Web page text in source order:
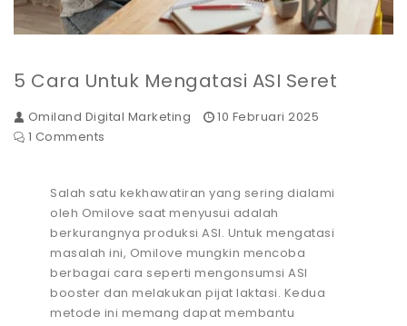
5 Cara Untuk Mengatasi ASI Seret
Omiland Digital Marketing
10 Februari 2025
1 Comments
Salah satu kekhawatiran yang sering dialami
oleh Omilove saat menyusui adalah
berkurangnya produksi ASI. Untuk mengatasi
masalah ini, Omilove mungkin mencoba
berbagai cara seperti mengonsumsi ASI
booster dan melakukan pijat laktasi. Kedua
metode ini memang dapat membantu